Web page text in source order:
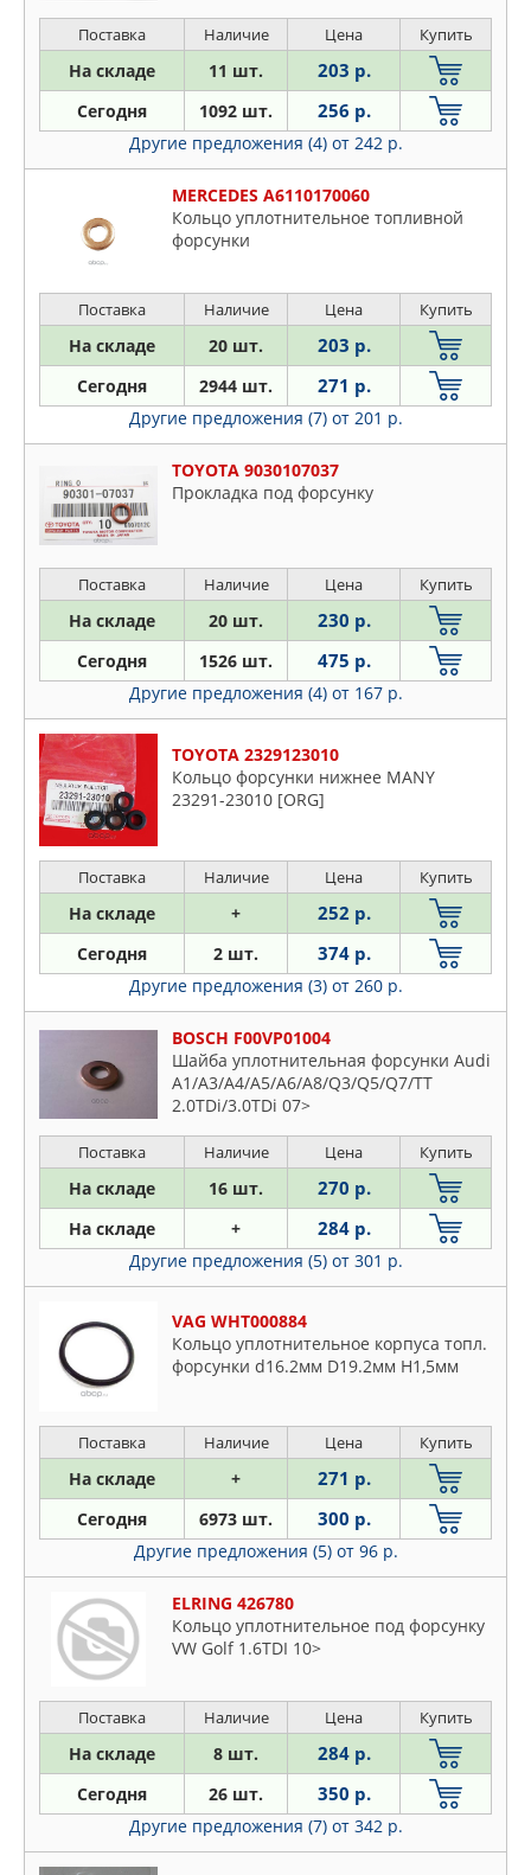
Поставка Наличие Цена Купить
На складе 11 шт. 203 р.
Сегодня 1092 шт. 256 р.
Другие предложения (4) от 242 р.
MERCEDES A6110170060
Кольцо уплотнительное топливной
форсунки
Поставка Наличие Цена Купить
На складе 20 шт. 203 р.
Сегодня 2944 шт. 271 р.
Другие предложения (7) от 201 р.
TOYOTA 9030107037
Прокладка под форсунку
Поставка Наличие Цена Купить
На складе 20 шт. 230 р.
Сегодня 1526 шт. 475 р.
Другие предложения (4) от 167 р.
TOYOTA 2329123010
Кольцо форсунки нижнее MANY
23291-23010 [ORG]
Поставка Наличие Цена Купить
На складе + 252 р.
Сегодня 2 шт. 374 р.
Другие предложения (3) от 260 р.
BOSCH F00VP01004
Шайба уплотнительная форсунки Audi
A1/A3/A4/A5/A6/A8/Q3/Q5/Q7/TT
2.0TDi/3.0TDi 07>
Поставка Наличие Цена Купить
На складе 16 шт. 270 р.
На складе + 284 р.
Другие предложения (5) от 301 р.
VAG WHT000884
Кольцо уплотнительное корпуса топл.
форсунки d16.2мм D19.2мм H1,5мм
Поставка Наличие Цена Купить
На складе + 271 р.
Сегодня 6973 шт. 300 р.
Другие предложения (5) от 96 р.
ELRING 426780
Кольцо уплотнительное под форсунку
VW Golf 1.6TDI 10>
Поставка Наличие Цена Купить
На складе 8 шт. 284 р.
Сегодня 26 шт. 350 р.
Другие предложения (7) от 342 р.